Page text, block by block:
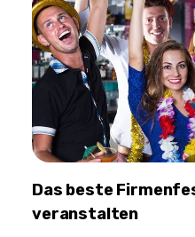
Das beste
veranstalten